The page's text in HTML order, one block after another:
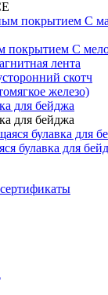
С
С
лента
скотч
железо)
для бейджа
для бейджа
булавка для